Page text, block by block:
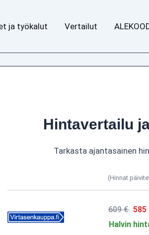
ja työkalut Vertailut
Hintavertailu
Tarkasta ajantasainen
(Hinnat
609 € 585
Halvin